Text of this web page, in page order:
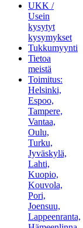
UKK /
Usein
kysytyt
kysymykset
Tukkumyynti
Tietoa
meistä
Toimitus:
Helsinki,
Espoo,
Tampere,
Vantaa,
Oulu,
Turku,
Jyväskylä,
Lahti,
Kuopio,
Kouvola,
Pori,
Joensuu,
Lappeenranta,